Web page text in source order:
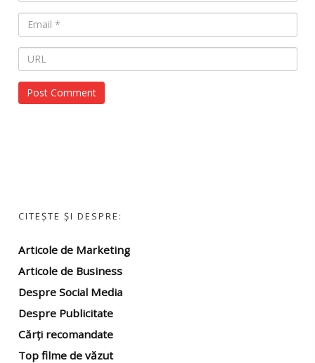
CITEȘTE ȘI DESPRE:
Articole de Marketing
Articole de Business
Despre Social Media
Despre Publicitate
Cărți recomandate
Top filme de văzut